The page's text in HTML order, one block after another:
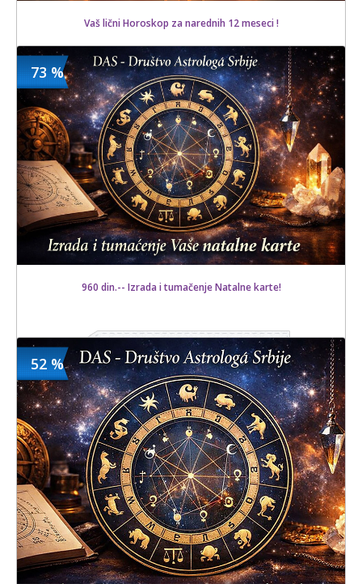
Vaš lični Horoskop za narednih 12 meseci !
Kupljeno
47 kom.
600 din
1200 din
73 %
960 din.-- Izrada i tumačenje Natalne karte!
Kupljeno
119 kom.
960 din
3600 din
52 %